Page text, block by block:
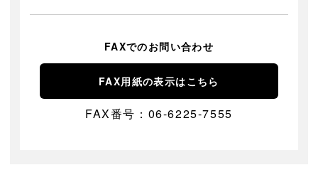
FAXでのお問い合わせ
FAX用紙の表示はこちら
FAX番号：06-6225-7555